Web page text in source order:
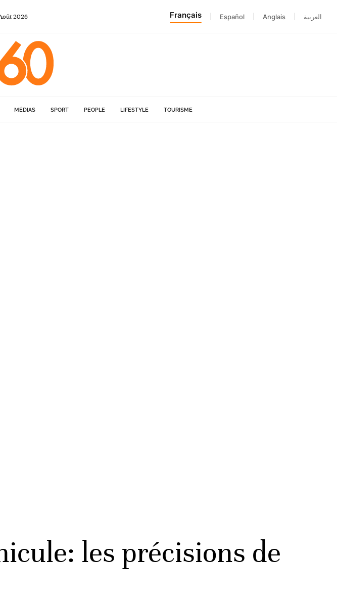
2026 Français Español Anglais العربية
MÉDIAS SPORT PEOPLE LIFESTYLE TOURISME
les précisions de